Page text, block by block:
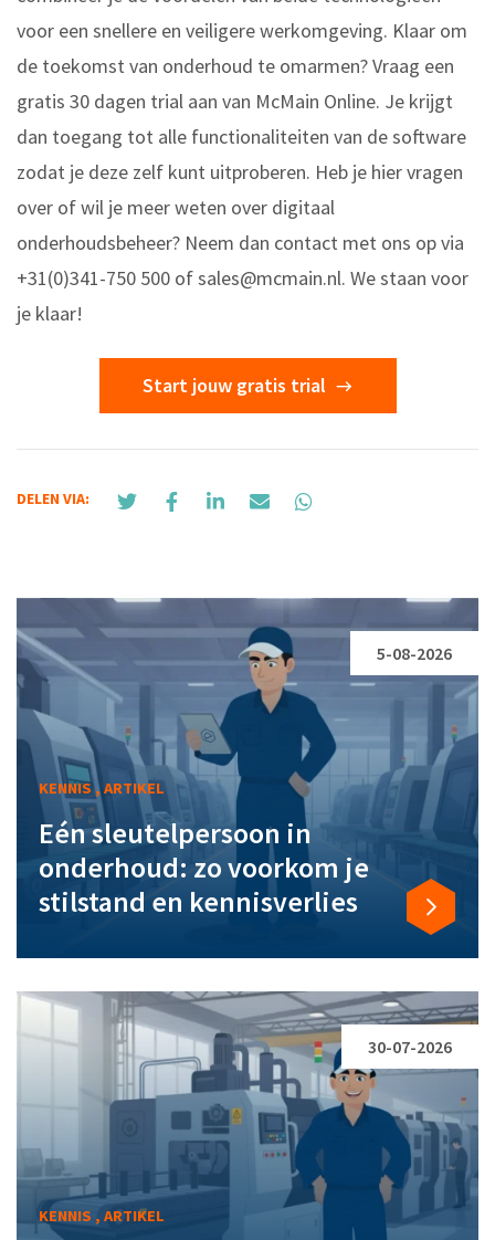
voor een snellere en veiligere werkomgeving. Klaar om
de toekomst van onderhoud te omarmen? Vraag een
gratis 30 dagen trial aan van McMain Online. Je krijgt
dan toegang tot alle functionaliteiten van de software
zodat je deze zelf kunt uitproberen. Heb je hier vragen
over of wil je meer weten over digitaal
onderhoudsbeheer? Neem dan contact met ons op via
+31(0)341-750 500 ofsales@mcmain.nl. We staan voor
je klaar!
Start jouw gratis trial
DELEN VIA:
KENNIS , ARTIKEL
Eén sleutelpersoon in
onderhoud: zo voorkom je
stilstand en kennisverlies
5-08-2026
KENNIS , ARTIKEL
30-07-2026